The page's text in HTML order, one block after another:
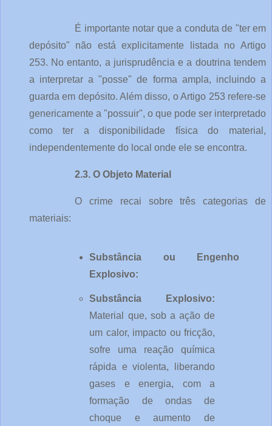
É importante notar que a conduta de "ter em
depósito" não está explicitamente listada no Artigo
253. No entanto, a jurisprudência e a doutrina tendem
a interpretar a "posse" de forma ampla, incluindo a
guarda em depósito. Além disso, o Artigo 253 refere-se
genericamente a "possuir", o que pode ser interpretado
como ter a disponibilidade física do material,
independentemente do local onde ele se encontra.
2.3. O Objeto Material
O crime recai sobre três categorias de
materiais:
Substância ou Engenho
Explosivo:
Material que, sob a ação de
um calor, impacto ou fricção,
sofre uma reação química
rápida e violenta, liberando
gases e energia, com a
formação de ondas de
choque e aumento de